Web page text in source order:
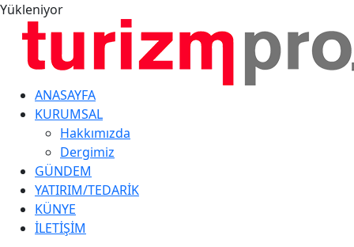
Yükleniyor
ANASAYFA
KURUMSAL
Hakkımızda
Dergimiz
GÜNDEM
YATIRIM/TEDARİK
KÜNYE
İLETİŞİM